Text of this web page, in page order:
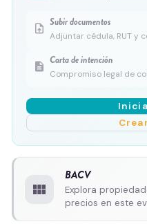
upload_file Subir documentos
Adjuntar cédula, RUT y
description Carta de intención
Compromiso legal de
view_module
BACV
Explora
precios en este